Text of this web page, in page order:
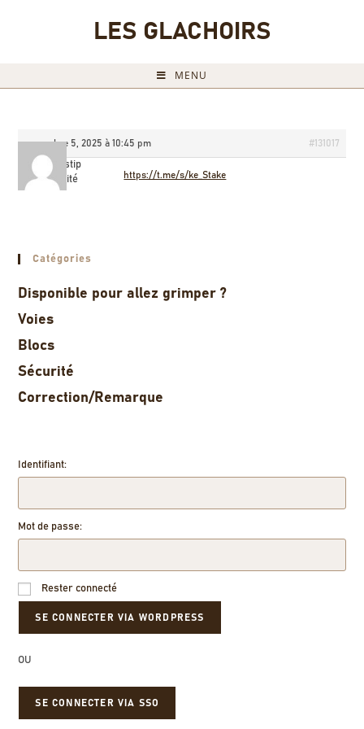
LES GLACHOIRS
MENU
novembre 5, 2025 à 10:45 pm #131017
Jamestip
Invité
https://t.me/s/ke_Stake
Catégories
Disponible pour allez grimper ?
Voies
Blocs
Sécurité
Correction/Remarque
Identifiant:
Mot de passe:
Rester connecté
OU
SE CONNECTER VIA SSO